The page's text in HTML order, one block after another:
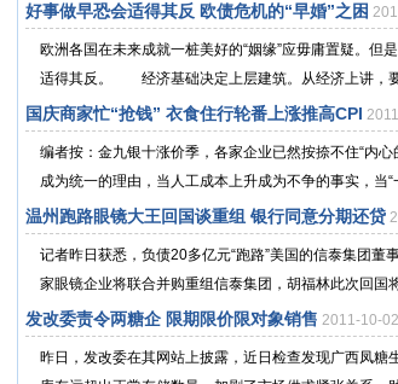
好事做早恐会适得其反 欧债危机的“早婚”之困
欧洲各国在未来成就一桩美好的“姻缘”应毋庸置疑。
适得其反。 经济基础决定上层建筑。从经济上讲，
国庆商家忙“抢钱” 衣食住行轮番上涨推高CPI
编者按：金九银十涨价季，各家企业已然按捺不住“内
成为统一的理由，当人工成本上升成为不争的事实，当
温州跑路眼镜大王回国谈重组 银行同意分期还贷
记者昨日获悉，负债20多亿元“跑路”美国的信泰集团
家眼镜企业将联合并购重组信泰集团，胡福林此次回
发改委责令两糖企 限期限价限对象销售 2011-10-
昨日，发改委在其网站上披露，近日检查发现广西凤